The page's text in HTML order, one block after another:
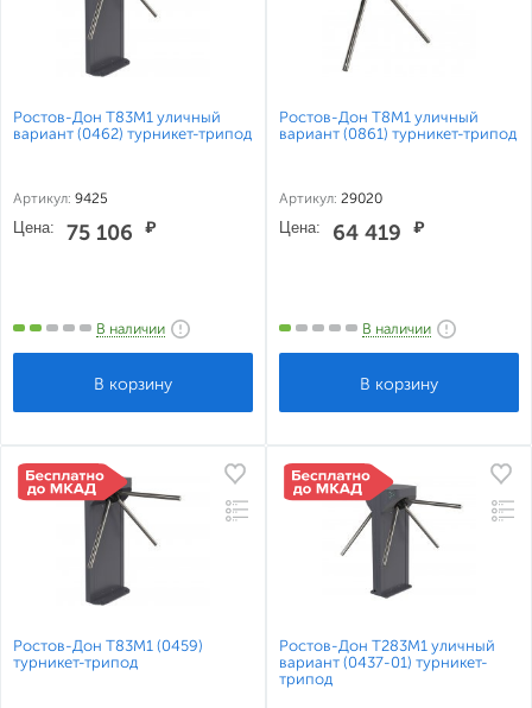
Ростов-Дон Т83М1 уличный
вариант (0462) турникет-трипод
Артикул: 9425
Цена: 75 106 ₽
В наличии
Ростов-Дон Т8М1 уличный
вариант (0861) турникет-трипод
Артикул: 29020
Цена: 64 419 ₽
В наличии
Ростов-Дон Т83М1 (0459)
турникет-трипод
Ростов-Дон Т283М1 уличный
вариант (0437-01) турникет-
трипод